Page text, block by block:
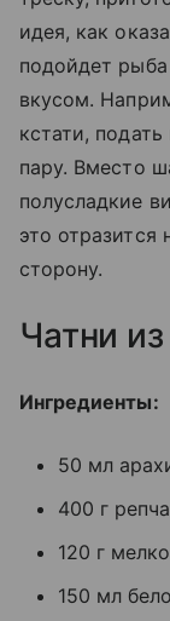
идея, как
подойдет
вкусом.
кстати,
пару. Вместо
полусладкие
это отразится
сторону.
Чатни
Ингредиенты:
50 мл
400 г
120 г
150 мл